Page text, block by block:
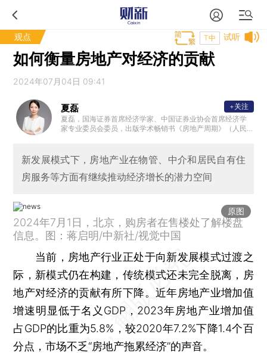
观点 试听
T中
如何衡量房地产对经济的贡献
2024年07月04日 09:41
夏磊
夏磊，国海证券首席经济学家、中国证券业协会首席经济学
家专业委员会委员，出版学术畅销书《房地产周期》（人民
+关注
新发展模式下，房地产业在物管、中介和居民自有住
房服务等方面有继续推动经济增长的潜力空间
原图
2024年7月1日，北京，购房者在售楼处了解楼盘
信息。图：蒋启明/中新社/视觉中国
当前，房地产行业正处于向新发展模式过渡之
际，新模式仍在构建，传统模式还未完全脱离，房
地产对经济的贡献有所下降。近年房地产业增加值
增速明显低于名义GDP，2023年房地产业增加值
占GDP的比重为5.8%，较2020年7.2%下降1.4个百
分点，市场不乏“房地产拖累经济”的声音。